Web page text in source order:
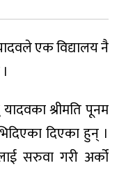
एक विद्यालय नै
श्रीमति पूनम
दिएका हुन् ।
सरुवा गरी अर्को